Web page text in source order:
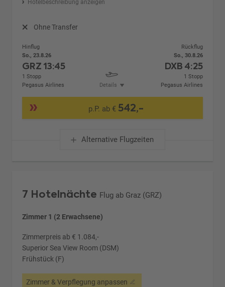
Hotelbeschreibung anzeigen
Ohne Transfer
Hinflug
So., 23.8.26
GRZ13:45
1 Stopp
Pegasus Airlines
Details
Rückflug
So., 30.8.26
DXB 4:25
1 Stopp
Pegasus Airlines
p.P. ab € 542,-
Alternative Flugzeiten
7 Hotelnächte Flug ab Graz (GRZ)
Zimmer 1 (2 Erwachsene)
Zimmerpreis ab € 1.084,-
Superior Sea View Room (DSM)
Frühstück (F)
Zimmer & Verpflegung anpassen